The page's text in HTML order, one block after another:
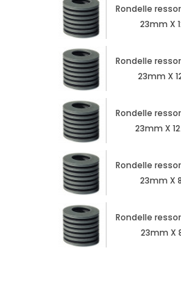
Rondelle
23mm X
Rondelle
23mm X
Rondelle
23mm X
Rondelle
23mm X
Rondelle
23mm X